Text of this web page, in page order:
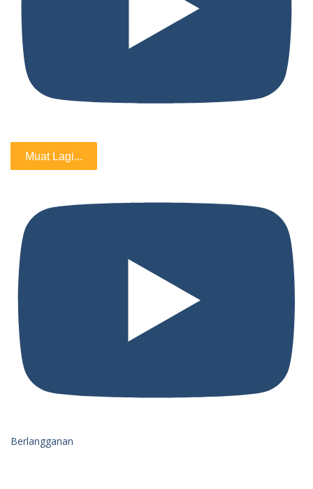
Muat Lagi...
Berlangganan